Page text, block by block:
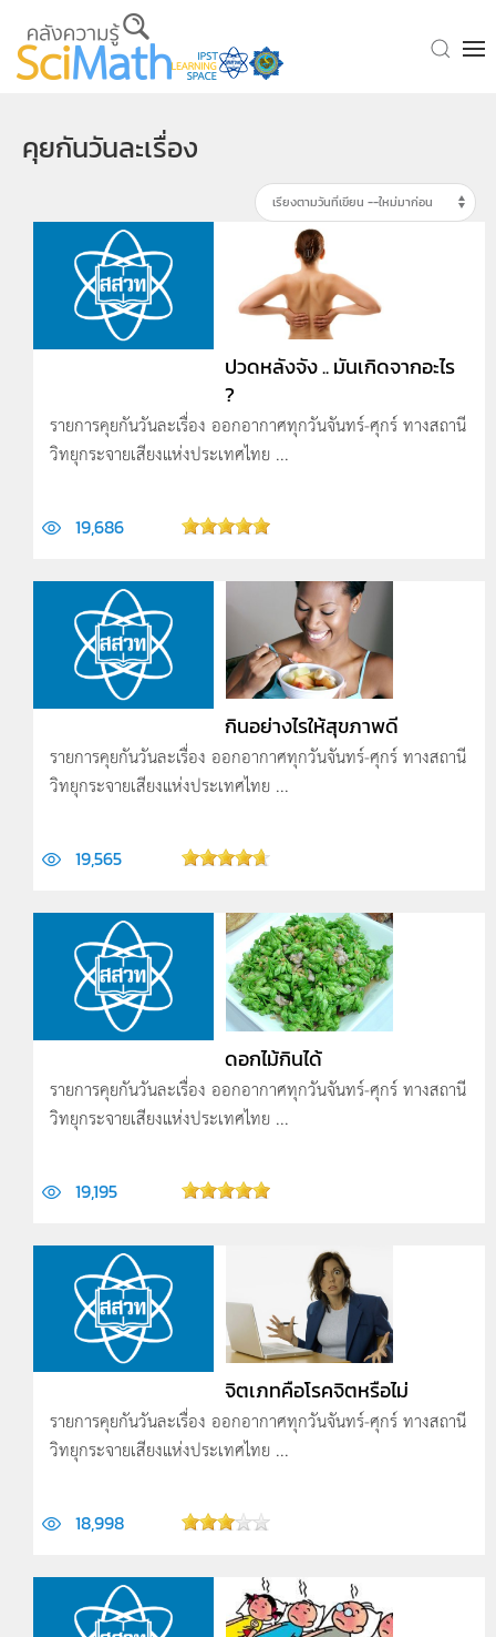
Skip to main content
คุยกันวันละเรื่อง
ปวดหลังจัง .. มันเกิดจากอะไร
?
รายการคุยกันวันละเรื่อง ออกอากาศทุกวันจันทร์-ศุกร์ ทางสถานี
วิทยุกระจายเสียงแห่งประเทศไทย ...
19,686
กินอย่างไรให้สุขภาพดี
รายการคุยกันวันละเรื่อง ออกอากาศทุกวันจันทร์-ศุกร์ ทางสถานี
วิทยุกระจายเสียงแห่งประเทศไทย ...
19,565
ดอกไม้กินได้
รายการคุยกันวันละเรื่อง ออกอากาศทุกวันจันทร์-ศุกร์ ทางสถานี
วิทยุกระจายเสียงแห่งประเทศไทย ...
19,195
จิตเภทคือโรคจิตหรือไม่
รายการคุยกันวันละเรื่อง ออกอากาศทุกวันจันทร์-ศุกร์ ทางสถานี
วิทยุกระจายเสียงแห่งประเทศไทย ...
18,998